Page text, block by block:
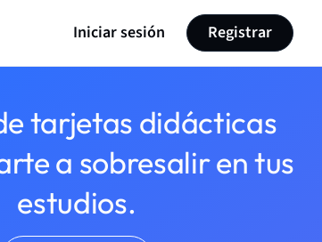
Iniciar sesión Registrar
tarjetas didácticas
a sobresalir en tus
estudios.